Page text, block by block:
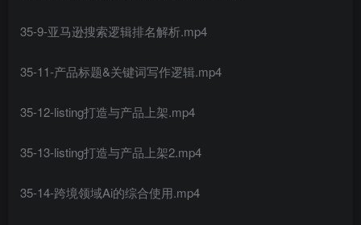
35-9-亚马逊搜索逻辑排名解析.mp4
35-11-产品标题&关键词写作逻辑.mp4
35-12-listing打造与产品上架.mp4
35-13-listing打造与产品上架2.mp4
35-14-跨境领域Ai的综合使用.mp4